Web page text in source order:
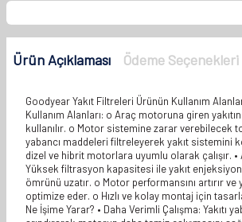
Ürün Açıklaması Ödeme Seçenekleri
Goodyear Yakıt Filtreleri Ürünün Kullanım
Kullanım Alanları: o Araç motoruna giren
kullanılır. o Motor sistemine zarar verebilecek
yabancı maddeleri filtreleyerek yakıt sistemini
dizel ve hibrit motorlara uyumlu olarak çalışır. •
Yüksek filtrasyon kapasitesi ile yakıt
ömrünü uzatır. o Motor performansını artırır ve
optimize eder. o Hızlı ve kolay montaj için
Ne İşime Yarar? • Daha Verimli Çalışma: Yakıtı